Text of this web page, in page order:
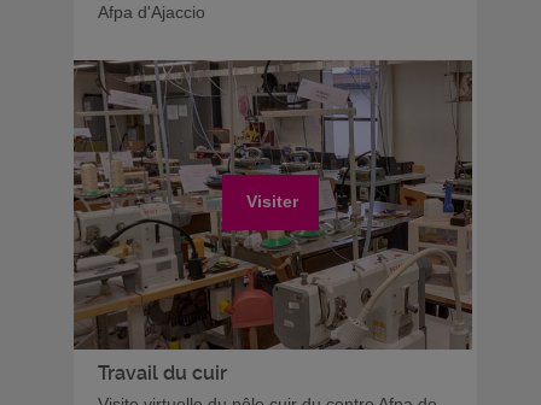
Afpa d'Ajaccio
Visiter
Travail du cuir